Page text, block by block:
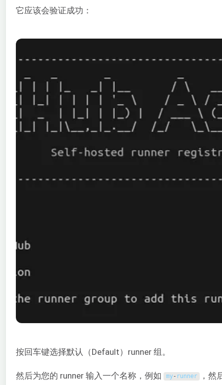
它应该会验证成功：
按回车键选择默认（Default）runner 组。
然后为您的 runner 输入一个名称，例如 my- runner ，然